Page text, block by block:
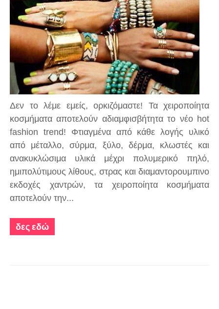
Δεν το λέμε εμείς, ορκιζόμαστε! Τα χειροποίητα
κοσμήματα αποτελούν αδιαμφισβήτητα το νέο hot
fashion trend! Φτιαγμένα από κάθε λογής υλικό
από μέταλλο, σύρμα, ξύλο, δέρμα, κλωστές και
ανακυκλώσιμα υλικά μέχρι πολυμερικό πηλό,
ημιπολύτιμους λίθους, στρας και διαμαντορουμπινο
εκδοχές χαντρών, τα χειροποίητα κοσμήματα
αποτελούν την...
δες εδώ